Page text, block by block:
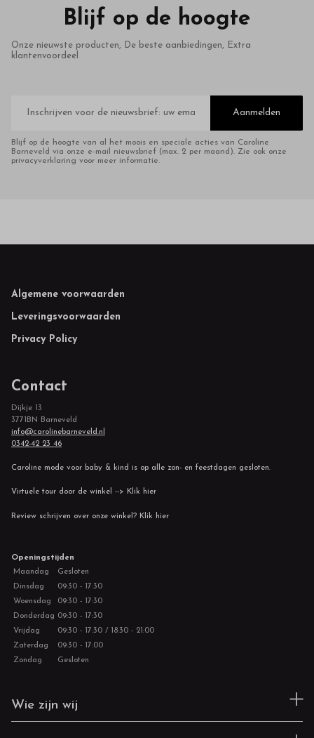
Blijf op de hoogte
Onze nieuwste producten, De beste aanbiedingen, Extra
klantenvoordeel
mailadres
Aanmelden
Blijf op de hoogte van al het moois en speciale acties van Caroline
Barneveld via onze e-mail nieuwsbrief (max. 2 per maand). Zie ook onze
privacyverklaring voor meer informatie.
Footer
Algemene voorwaarden
Leveringsvoorwaarden
Privacy Policy
Contact
Dijkje 13
3771BN Barneveld
info@carolinebarneveld.nl
0342-42 23 46
Caroline mode voor baby & kind is op alle zon- en feestdagen gesloten.
Virtuele tour door de winkel --> Klik hier
Review schrijven over onze winkel? Klik hier
Openingstijden
Maandag
Gesloten
Dinsdag
09:30 - 17:30
Woensdag
09:30 - 17:30
Donderdag 09:30 - 17:30
Vrijdag
09:30 - 17:30 / 18:30 - 21:00
Zaterdag
09:30 - 17:00
Zondag
Gesloten
Wie zijn wij